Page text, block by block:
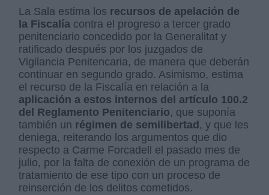
La Sala estima los recursos de apelación de
la Fiscalía contra el progreso a tercer grado
penitenciario concedido por la Generalitat y
ratificado después por los juzgados de
Vigilancia Penitencaria, de manera que deberán
continuar en segundo grado. Asimismo, estima
el recurso de la Fiscalía en relación a la
aplicación a estos internos del artículo 100.2
del Reglamento Penitenciario, que suponía
también un régimen de semilibertad , y que les
deniega, reiterando los argumentos que dio
respecto a Carme Forcadell el pasado mes de
julio, por la falta de conexión de un programa de
tratamiento de ese tipo con un proceso de
reinserción de los delitos cometidos.